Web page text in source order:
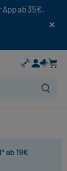
App ab 35€.
ab 19€